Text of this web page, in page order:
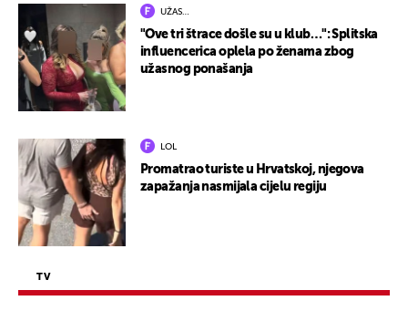
UŽAS…
"Ove tri štrace došle su u klub…": Splitska
influencerica oplela po ženama zbog
užasnog ponašanja
LOL
Promatrao turiste u Hrvatskoj, njegova
zapažanja nasmijala cijelu regiju
TV